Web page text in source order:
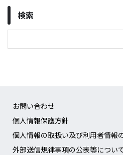
検索
お問い合わせ
個人情報保護方針
個人情報の取扱い及び利用者情報
外部送信規律事項の公表等につい